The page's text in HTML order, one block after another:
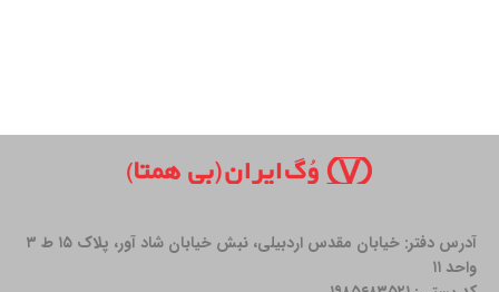
آدرس دفتر: خیابان مقدس اردبیلی، نبش خیابان شاد آور، پلاک ۱۵ ط ۳
واحد ۱۱